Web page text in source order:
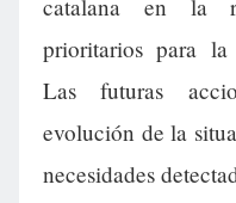
catalana en la
prioritarios para
Las futuras
evolución de la
necesidades